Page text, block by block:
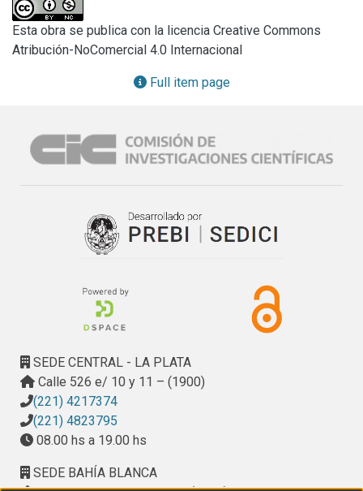
el diseño y construcción de una arquitectura de software
que integra un simulador de procesos de manufactura con
el sistema operativo de robots (ROSRobot Operating
System). La propuesta se prueba con el simulador
software para un caso de estudio complejo típico de
plantas de manufactura y se demuestra su fácil integración
Esta obra se publica con la licencia Creative Commons
Atribución-NoComercial 4.0 Internacional
Full item page
SEDE CENTRAL - LA PLATA
Calle 526 e/ 10 y 11 – (1900)
(221) 4217374
(221) 4823795
08.00 hs a 19.00 hs
SEDE BAHÍA BLANCA